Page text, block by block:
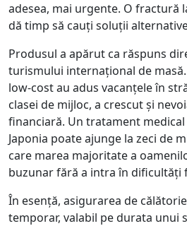
adesea, mai urgente. O fractură
dă timp să cauți soluții
Produsul a apărut ca răspuns
turismului internațional de
low-cost au adus vacanțele în
clasei de mijloc, a crescut și
financiară. Un tratament
Japonia poate ajunge la zeci de
care marea majoritate a
buzunar fără a intra în dificultăți
În esență, asigurarea de
temporar, valabil pe durata unui